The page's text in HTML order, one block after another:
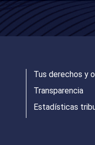
Tus derechos y
Transparencia
Estadísticas